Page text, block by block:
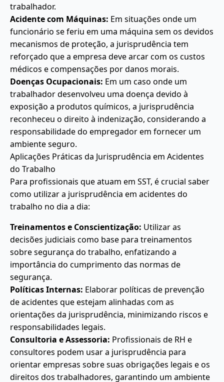
trabalhador.
Acidente com Máquinas: Em situações onde um
funcionário se feriu em uma máquina sem os devidos
mecanismos de proteção, a jurisprudência tem
reforçado que a empresa deve arcar com os custos
médicos e compensações por danos morais.
Doenças Ocupacionais: Em um caso onde um
trabalhador desenvolveu uma doença devido à
exposição a produtos químicos, a jurisprudência
reconheceu o direito à indenização, considerando a
responsabilidade do empregador em fornecer um
ambiente seguro.
Aplicações Práticas da Jurisprudência em Acidentes
do Trabalho
Para profissionais que atuam em SST, é crucial saber
como utilizar a jurisprudência em acidentes do
trabalho no dia a dia:
Treinamentos e Conscientização: Utilizar as
decisões judiciais como base para treinamentos
sobre segurança do trabalho, enfatizando a
importância do cumprimento das normas de
segurança.
Políticas Internas: Elaborar políticas de prevenção
de acidentes que estejam alinhadas com as
orientações da jurisprudência, minimizando riscos e
responsabilidades legais.
Consultoria e Assessoria: Profissionais de RH e
consultores podem usar a jurisprudência para
orientar empresas sobre suas obrigações legais e os
direitos dos trabalhadores, garantindo um ambiente